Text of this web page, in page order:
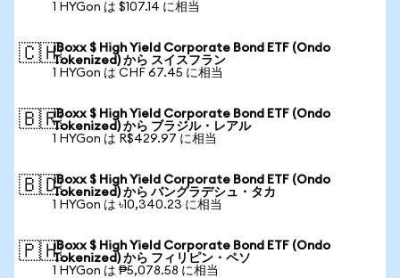
1 HYGon は $107.14 に相当
🇨🇭iBoxx $ High Yield Corporate Bond ETF (Ondo
Tokenized) から スイスフラン
1 HYGon は CHF 67.45 に相当
🇧🇷iBoxx $ High Yield Corporate Bond ETF (Ondo
Tokenized) から ブラジル・レアル
1 HYGon は R$429.97 に相当
🇧🇩iBoxx $ High Yield Corporate Bond ETF (Ondo
Tokenized) から バングラデシュ・タカ
1 HYGon は ৳10,340.23 に相当
🇵🇭iBoxx $ High Yield Corporate Bond ETF (Ondo
Tokenized) から フィリピン・ペソ
1 HYGon は ₱5,078.58 に相当